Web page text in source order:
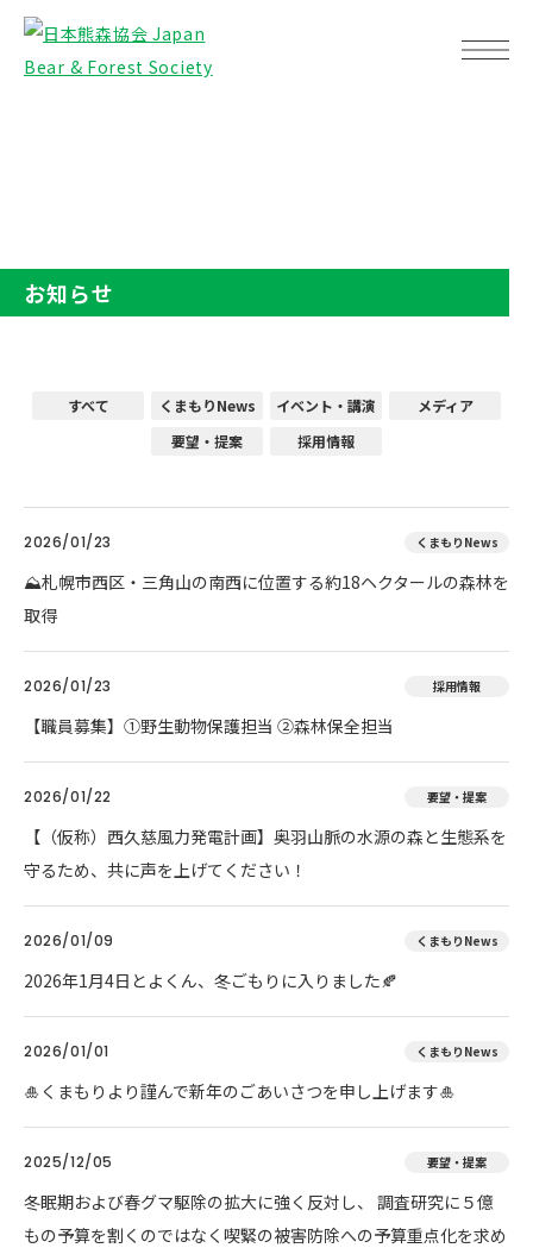
お知らせ
すべて くまもりNews イベント・講演
メディア
要望・提案
採用情報
2026/01/23 くまもりNews
⛰️札幌市西区・三角山の南西に位置する約18ヘクタールの森林を
取得
2026/01/23 採用情報
【職員募集】①野生動物保護担当 ②森林保全担当
2026/01/22 要望・提案
【（仮称）西久慈風力発電計画】奥羽山脈の水源の森と生態系を
守るため、共に声を上げてください！
2026/01/09 くまもりNews
2026年1月4日とよくん、冬ごもりに入りました🍂
2026/01/01 くまもりNews
🎍くまもりより謹んで新年のごあいさつを申し上げます🎍
2025/12/05 要望・提案
冬眠期および春グマ駆除の拡大に強く反対し、 調査研究に５億
もの予算を割くのではなく喫緊の被害防除への予算重点化を求め